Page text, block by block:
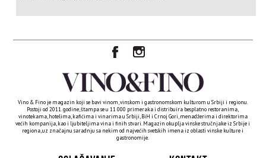
Vino & Fino je magazin koji se bavi vinom, vinskom i gastronomskom kulturom u Srbiji i regionu.
Postoji od 2011. godine, štampa se u 11 000 primeraka i distribuira besplatno restoranima,
vinotekama, hotelima, kafićima i vinarima u Srbiji, BiH i Crnoj Gori, menadžerima i direktorima
većih kompanija, kao i ljubiteljima vina i finih stvari. Magazin okuplja vinske stručnjake iz Srbije i
regiona, uz značajnu saradnju sa nekim od najvećih svetskih imena iz oblasti vinske kulture i
gastronomije.